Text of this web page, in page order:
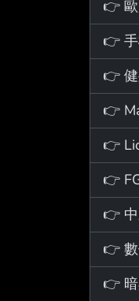
👉
👉
👉
👉
👉
👉
👉
👉
👉